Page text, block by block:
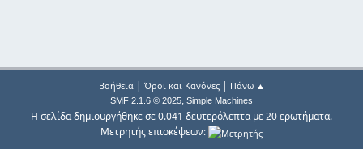
Βοήθεια| Όροι και Κανόνες| Πάνω ▲
SMF 2.1.6 © 2025, Simple Machines
Η σελίδα δημιουργήθηκε σε 0.041 δευτερόλεπτα με 20 ερωτήματα.
Μετρητής επισκέψεων: